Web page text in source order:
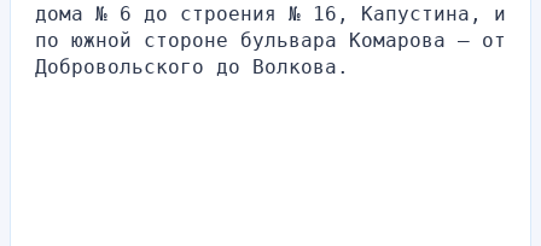
дома № 6 до строения № 16, Капустина, и
по южной стороне бульвара Комарова — от
Добровольского до Волкова.